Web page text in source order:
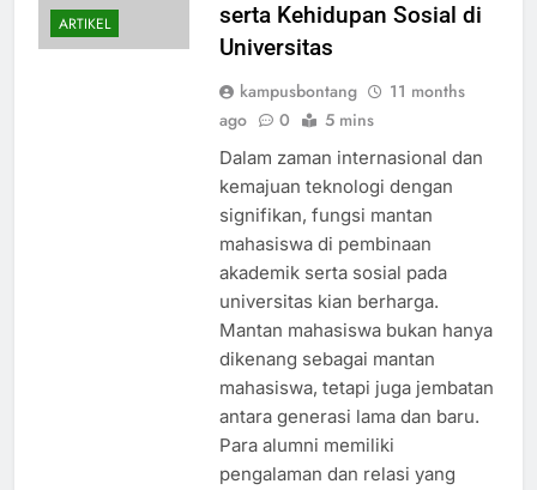
ARTIKEL
serta Kehidupan Sosial di
Universitas
kampusbontang
11 months
ago
0 5 mins
Dalam zaman internasional dan
kemajuan teknologi dengan
signifikan, fungsi mantan
mahasiswa di pembinaan
akademik serta sosial pada
universitas kian berharga.
Mantan mahasiswa bukan hanya
dikenang sebagai mantan
mahasiswa, tetapi juga jembatan
antara generasi lama dan baru.
Para alumni memiliki
pengalaman dan relasi yang